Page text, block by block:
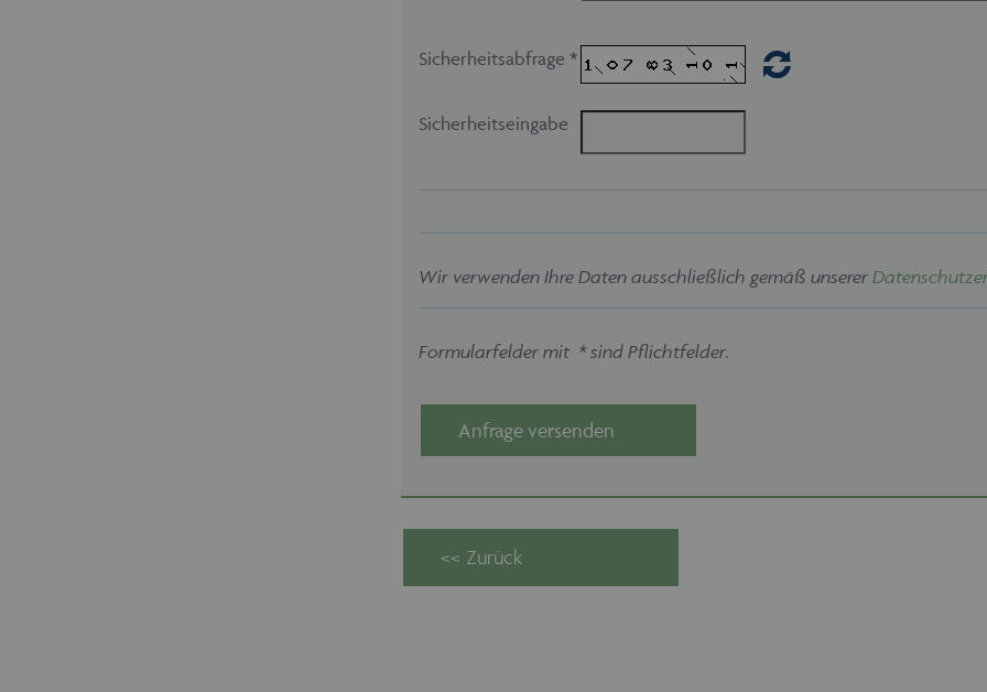
Sicherheitsabfrage *
Sicherheitseingabe
Wir verwenden Ihre Daten ausschließlich gemäß unserer
Formularfelder mit * sind Pflichtfelder.
Anfrage versenden